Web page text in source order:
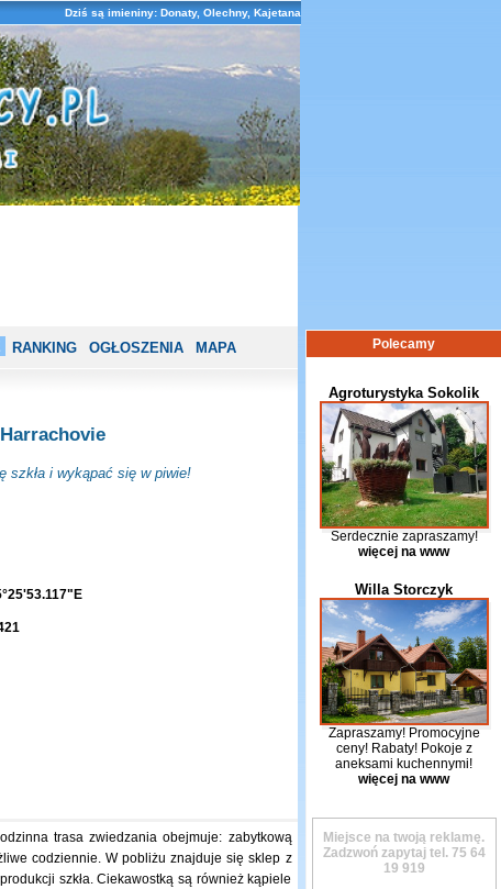
Dziś są imieniny: Donaty, Olechny, Kajetana
RANKING OGŁOSZENIA MAPA
szkła i wykąpać się w piwie!
trasa zwiedzania obejmuje: zabytkową
codziennie. W pobliżu znajduje się sklep z
szkła. Ciekawostką są również kąpiele
Polecamy
Agroturystyka Sokolik
Serdecznie zapraszamy!
więcej na www
Willa Storczyk
Zapraszamy! Promocyjne
ceny! Rabaty! Pokoje z
aneksami kuchennymi!
więcej na www
Miejsce na twoją reklamę.
Zadzwoń zapytaj tel. 75 64
19 919